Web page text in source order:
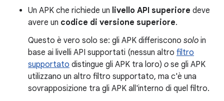
Un APK che richiede un livello API superiore deve
avere un codice di versione superiore.
Questo è vero solo se: gli APK differiscono solo in
base ai livelli API supportati (nessun altro filtro
supportato distingue gli APK tra loro) o se gli APK
utilizzano un altro filtro supportato, ma c'è una
sovrapposizione tra gli APK all'interno di quel filtro.